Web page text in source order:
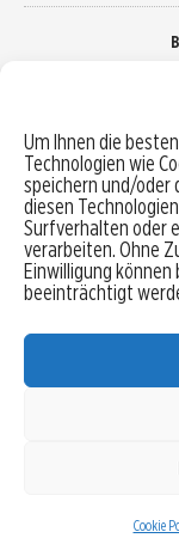
Um Ihnen die
Technologien wie
speichern und/oder
diesen
Surfverhalten oder
verarbeiten. Ohne
Einwilligung
beeinträchtigt
Cookie
Robo-Advisor
Depotvergleich
Festgeld vergleichen
Tagesgeld vergleichen